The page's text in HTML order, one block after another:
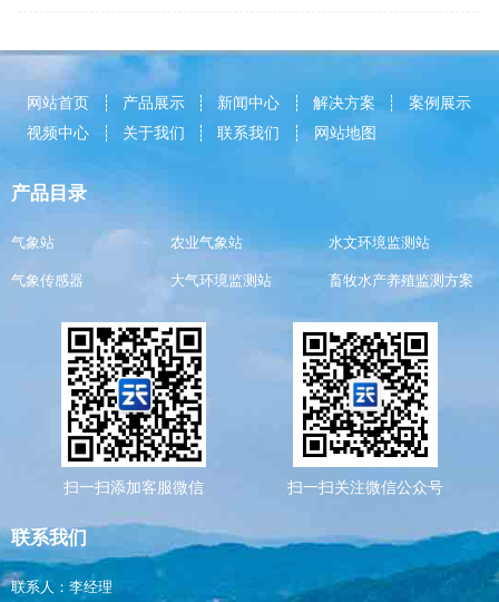
网站首页 产品展示 新闻中心 解决方案
案例展示
视频中心
关于我们 联系我们 网站地图
产品目录
气象站 农业气象站 水文环境监测站
气象传感器 大气环境监测站 畜牧水产养殖监测方案
扫一扫添加客服微信 扫一扫关注微信公众号
联系我们
联系人：李经理